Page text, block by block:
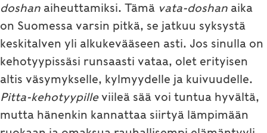
doshan aiheuttamiksi. Tämä vata-doshan aika
on Suomessa varsin pitkä, se jatkuu syksystä
keskitalven yli alkukevääseen asti. Jos sinulla on
kehotyypissäsi runsaasti vataa, olet erityisen
altis väsymykselle, kylmyydelle ja kuivuudelle.
Pitta-kehotyypilleviileä sää voi tuntua hyvältä,
mutta hänenkin kannattaa siirtyä lämpimään